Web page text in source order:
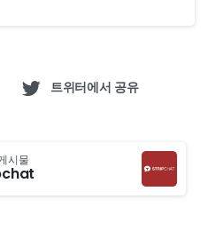
트위터에서 공유
시물